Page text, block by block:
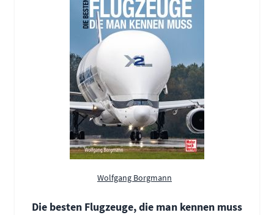
Wolfgang Borgmann
Die besten Flugzeuge, die man kennen muss